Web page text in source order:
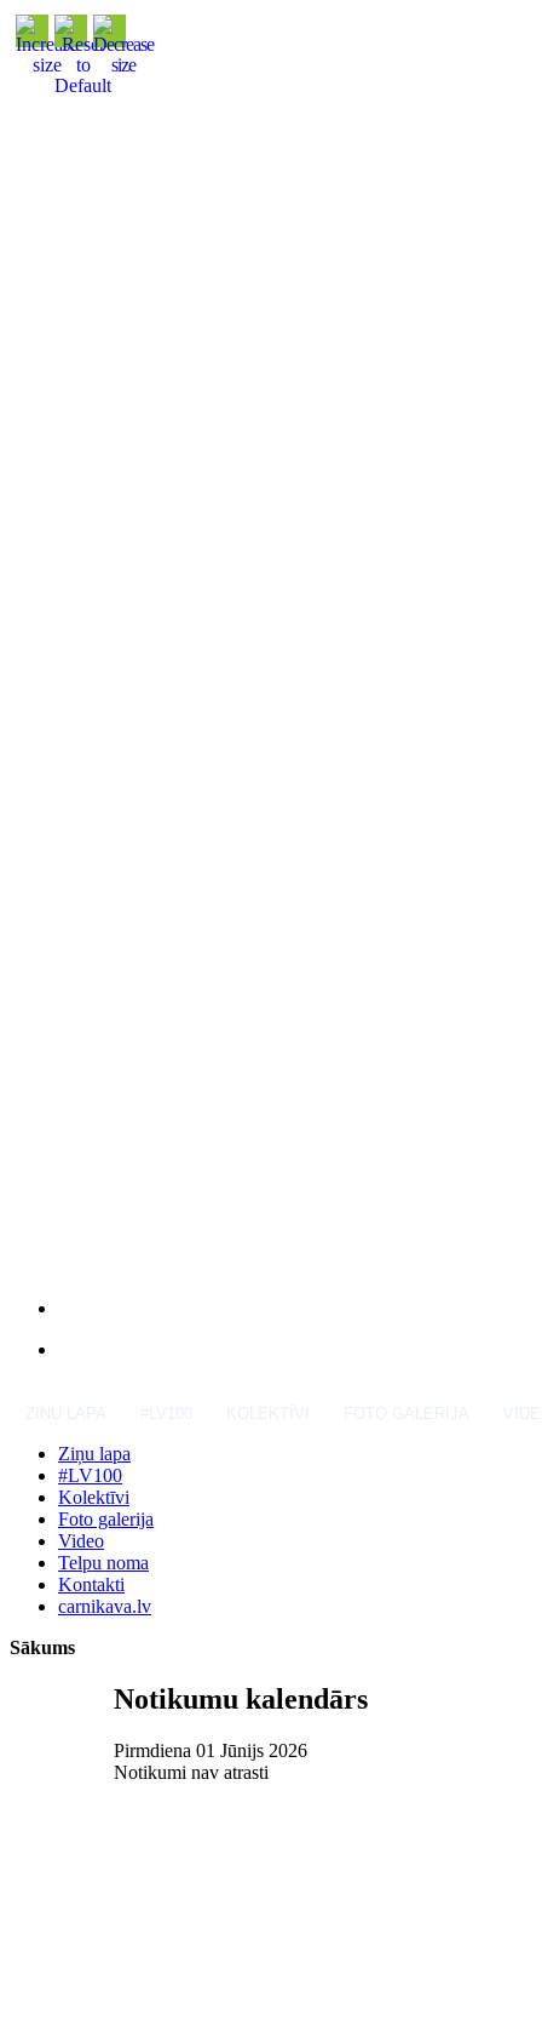
Ziņu lapa
#LV100
Kolektīvi
Foto galerija
Video
Telpu noma
Kontakti
carnikava.lv
Sākums
Notikumu kalendārs
Pirmdiena 01 Jūnijs 2026
Notikumi nav atrasti